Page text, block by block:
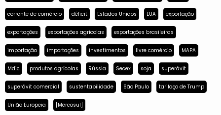
corrente de comércio déficit Estados Unidos EUA exportação
exportações exportações agrícolas exportações brasileiras
importação importações investimentos livre comércio MAPA
Mdic produtos agrícolas Rússia Secex soja superávit
superávit comercial sustentabilidade São Paulo tarifaço de Trump
União Europeia [Mercosul]